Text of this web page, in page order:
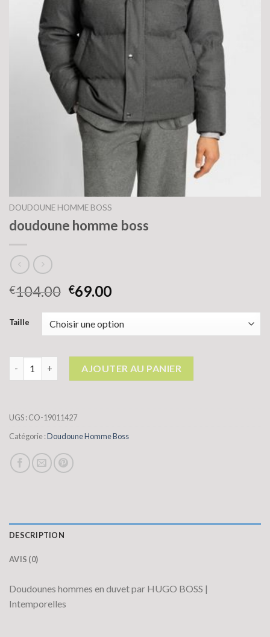
DOUDOUNE HOMME BOSS
doudoune homme boss
€104.00 €69.00
Taille
AJOUTER AU PANIER
UGS :CO-19011427
Catégorie :Doudoune Homme Boss
DESCRIPTION
AVIS (0)
Doudounes hommes en duvet par HUGO BOSS |
Intemporelles